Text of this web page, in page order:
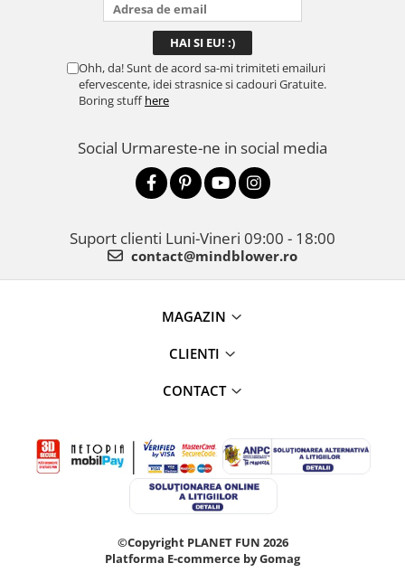
Ohh, da! Sunt de acord sa-mi trimiteti emailuri
efervescente, idei strasnice si cadouri Gratuite.
Boring stuffhere
Social Urmareste-ne in social media
Suport clienti Luni-Vineri 09:00 - 18:00
contact@mindblower.ro
MAGAZIN
CLIENTI
CONTACT
©Copyright PLANET FUN 2026
Platforma E-commerce by Gomag